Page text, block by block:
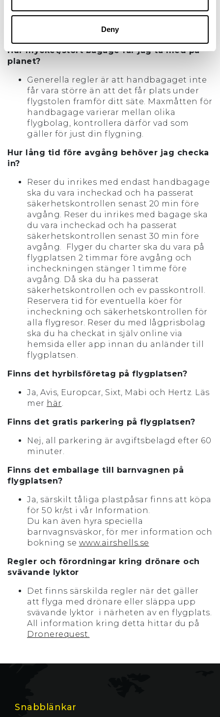
Deny
någon av FOREX Banks butiker (spara
Hur mycket/stort bagage får jag ta med på
planet?
Generella regler är att handbagaget inte
får vara större än att det får plats under
flygstolen framför ditt säte. Maxmåtten för
handbagage varierar mellan olika
flygbolag, kontrollera därför vad som
gäller för just din flygning.
Hur lång tid före avgång behöver jag checka
in?
Reser du inrikes med endast handbagage
ska du vara incheckad och ha passerat
säkerhetskontrollen senast 20 min före
avgång. Reser du inrikes med bagage ska
du vara incheckad och ha passerat
säkerhetskontrollen senast 30 min före
avgång. Flyger du charter ska du vara på
flygplatsen 2 timmar före avgång och
incheckningen stänger 1 timme före
avgång. Då ska du ha passerat
säkerhetskontrollen och ev passkontroll.
Reservera tid för eventuella köer för
incheckning och säkerhetskontrollen för
alla flygresor. Reser du med lågprisbolag
ska du ha checkat in själv online via
hemsida eller app innan du anländer till
flygplatsen.
Finns det hyrbilsföretag på flygplatsen?
Ja, Avis, Europcar, Sixt, Mabi och Hertz. Läs
mer här.
Finns det gratis parkering på flygplatsen?
Nej, all parkering är avgiftsbelagd efter 60
minuter.
Finns det emballage till barnvagnen på
flygplatsen?
Ja, särskilt tåliga plastpåsar finns att köpa
för 50 kr/st i vår Information.
Du kan även hyra speciella
barnvagnsväskor, för mer information och
bokning se www.airshells.se
Regler och förordningar kring drönare och
svävande lyktor
Det finns särskilda regler när det gäller
att flyga med drönare eller släppa upp
svävande lyktor i närheten av en flygplats.
All information kring detta hittar du på
Dronerequest.
Snabblänkar